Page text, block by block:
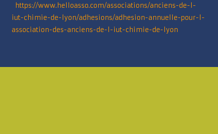
https://www.helloasso.com/associations/anciens-de-l-
iut-chimie-de-lyon/adhesions/adhesion-annuelle-pour-l-
association-des-anciens-de-l-iut-chimie-de-lyon